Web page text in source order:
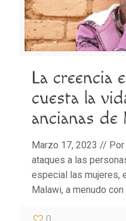
La creencia
cuesta la
ancianas de
Marzo 17, 2023 //
ataques a las
especial las mujeres,
Malawi, a menudo con